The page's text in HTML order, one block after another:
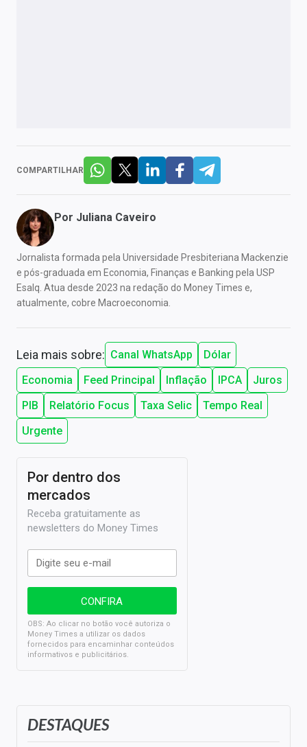
COMPARTILHAR
Por Juliana Caveiro
Jornalista formada pela Universidade Presbiteriana Mackenzie
e pós-graduada em Economia, Finanças e Banking pela USP
Esalq. Atua desde 2023 na redação do Money Times e,
atualmente, cobre Macroeconomia.
Leia mais sobre: Canal WhatsApp
Dólar
Economia
Feed Principal Inflação IPCA
Juros
PIB
Relatório Focus Taxa Selic
Tempo Real
Urgente
DESTAQUES
Por dentro dos
mercados
Receba gratuitamente as
newsletters do Money Times
OBS: Ao clicar no botão você autoriza o
Money Times a utilizar os dados
fornecidos para encaminhar conteúdos
informativos e publicitários.